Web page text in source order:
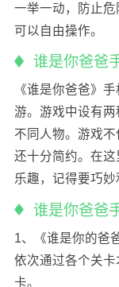
一举一动，防止
可以自由操作。
谁是你爸爸
《谁是你爸爸》
游。游戏中设有
不同人物。游戏
还十分简约。在
乐趣，记得要巧妙
谁是你爸爸
1、《谁是你的爸
依次通过各个关
卡。